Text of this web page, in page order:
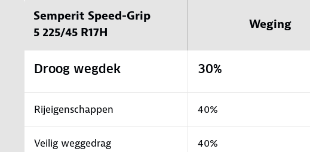
Semperit Speed-Grip
5 225/45 R17H
Weging
Droog wegdek 30%
Rijeigenschappen 40%
Veilig weggedrag 40%